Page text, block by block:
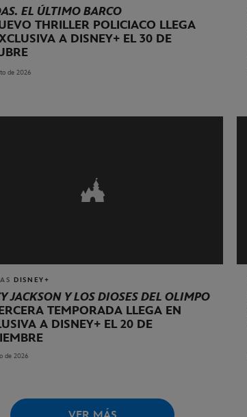
EL ÚLTIMO BARCO
THRILLER POLICIACO LLEGA
A DISNEY+ EL 30 DE
de 2026
DISNEY+
JACKSON Y LOS DIOSES DEL OLIMPO
TEMPORADA LLEGA EN
A DISNEY+ EL 20 DE
de 2026
VER MÁS